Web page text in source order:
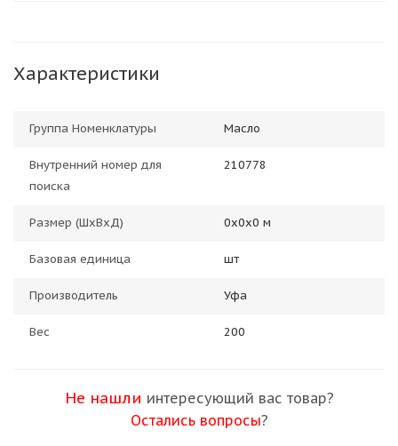
Характеристики
Группа Номенклатуры Масло
Внутренний номер для
поиска
210778
Размер (ШхВхД) 0х0х0 м
Базовая единица шт
Производитель Уфа
Вес 200
Не нашли интересующий вас товар?
Остались вопросы?